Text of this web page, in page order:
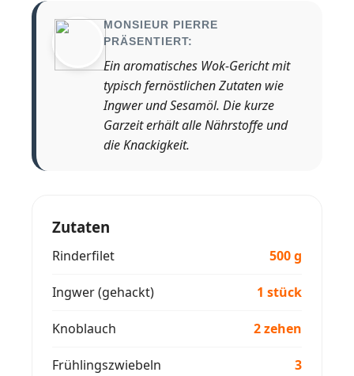
MONSIEUR PIERRE
PRÄSENTIERT:
Ein aromatisches Wok-Gericht mit
typisch fernöstlichen Zutaten wie
Ingwer und Sesamöl. Die kurze
Garzeit erhält alle Nährstoffe und
die Knackigkeit.
Zutaten
Rinderfilet 500 g
Ingwer (gehackt) 1 stück
Knoblauch 2 zehen
Frühlingszwiebeln 3